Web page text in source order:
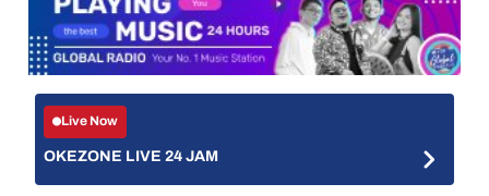
Live Now
OKEZONE LIVE 24 JAM